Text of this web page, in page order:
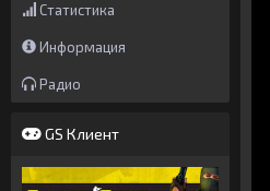
Статистика
Информация
Радио
GS Клиент